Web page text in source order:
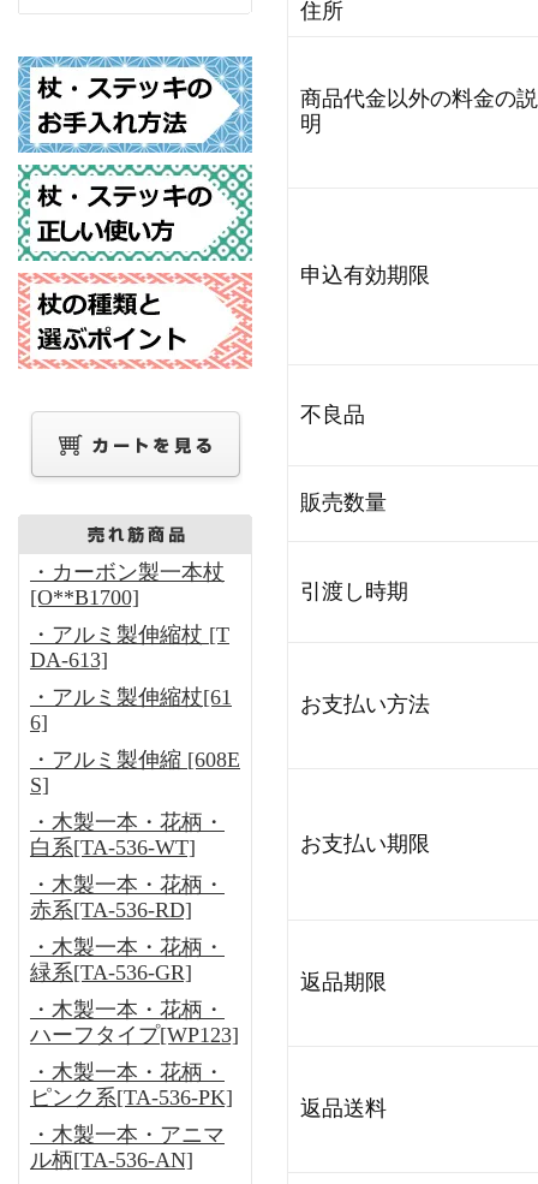
・カーボン製一本杖
[O**B1700]
・アルミ製伸縮杖 [T
DA-613]
・アルミ製伸縮杖[61
6]
・アルミ製伸縮 [608E
S]
・木製一本・花柄・
白系[TA-536-WT]
・木製一本・花柄・
赤系[TA-536-RD]
・木製一本・花柄・
緑系[TA-536-GR]
・木製一本・花柄・
ハーフタイプ[WP123]
・木製一本・花柄・
ピンク系[TA-536-PK]
・木製一本・アニマ
ル柄[TA-536-AN]
住所
商品代金以外の料金の説
明
申込有効期限
不良品
販売数量
引渡し時期
お支払い方法
お支払い期限
返品期限
返品送料